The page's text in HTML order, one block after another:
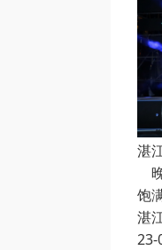
湛
饱
湛
23-